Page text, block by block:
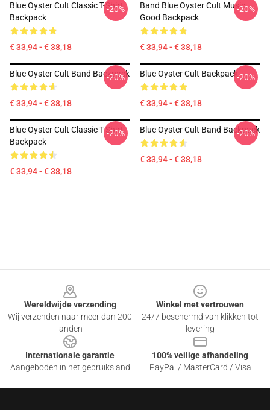
Blue Oyster Cult Classic T-Shirt
Backpack
€ 33,94 - € 38,18
-20%
Band Blue Oyster Cult Music
Good Backpack
€ 33,94 - € 38,18
-20%
Blue Oyster Cult Band Backpack
€ 33,94 - € 38,18
-20% Blue Oyster Cult Backpack
€ 33,94 - € 38,18
-20%
Blue Oyster Cult Classic T-Shirt
Backpack
€ 33,94 - € 38,18
-20% Blue Oyster Cult Band Backpack
€ 33,94 - € 38,18
-20%
Wereldwijde verzending
Wij verzenden naar meer dan 200
landen
Winkel met vertrouwen
24/7 beschermd van klikken tot
levering
Internationale garantie
Aangeboden in het gebruiksland
100% veilige afhandeling
PayPal / MasterCard / Visa